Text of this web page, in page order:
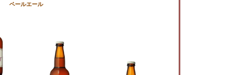
ペールエール